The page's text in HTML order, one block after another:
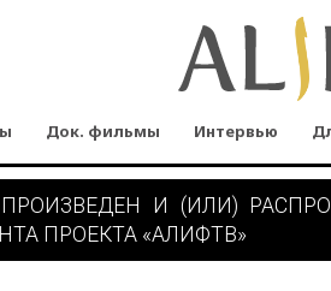
Док. фильмы Интервью
И (ИЛИ)
ПРОЕКТА «АЛИФТВ»